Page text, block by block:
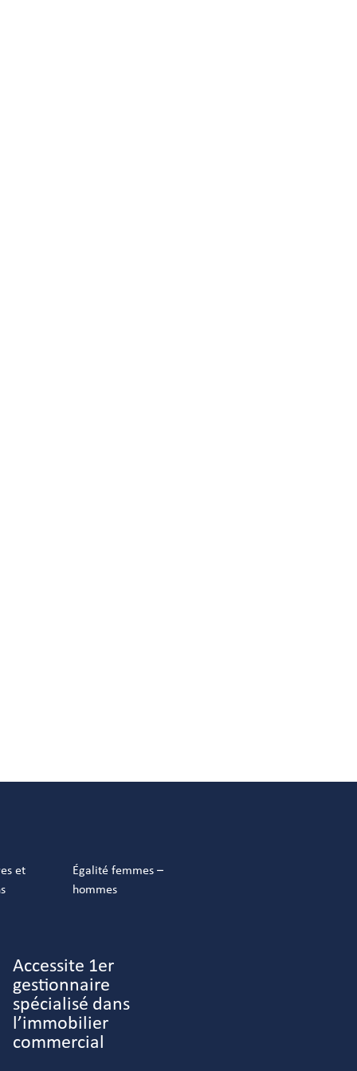
et
Égalité femmes –
hommes
Accessite 1er
gestionnaire
spécialisé dans
l’immobilier
commercial